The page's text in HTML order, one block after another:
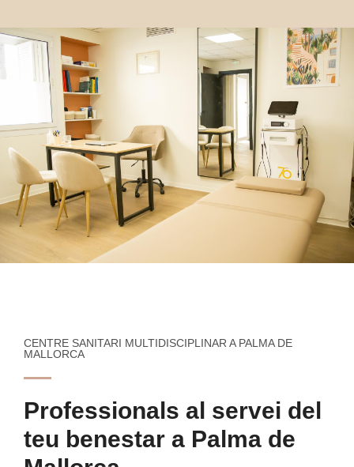
CENTRE SANITARI MULTIDISCIPLINAR A PALMA DE
MALLORCA
Professionals al servei del
teu benestar a Palma de